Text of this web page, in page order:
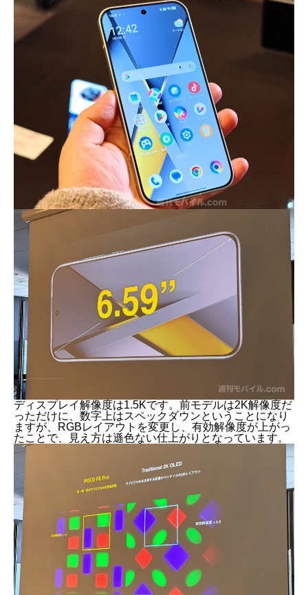
ディスプレイ解像度は1.5Kです。前モデルは2K解像度だ
っただけに、数字上はスペックダウンということになり
ますが、RGBレイアウトを変更し、有効解像度が上がっ
たことで、見え方は遜色ない仕上がりとなっています。